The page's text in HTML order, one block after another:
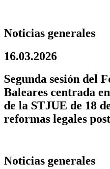
Noticias generales
16.03.2026
Segunda sesión del
Baleares centrada
de la STJUE de 18
reformas legales
Noticias generales